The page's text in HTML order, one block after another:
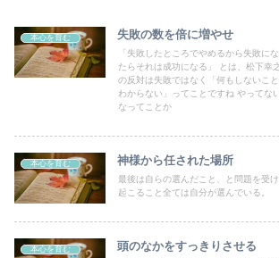
本心を育む 失敗の数を倍に増やせ
「失敗したところでやめるから失敗に
たらそれは成功になる」 とは、松下幸
の反対は失敗ではなく「何もしないこ
わからない」ってことですね やってな
なってことか
本心を育む 神様から任された場所
最後は自らの選んだこと、と問題を受
起こること全ては自分が選んでいる。
本心を育む 頭のなかをすっきりさせる